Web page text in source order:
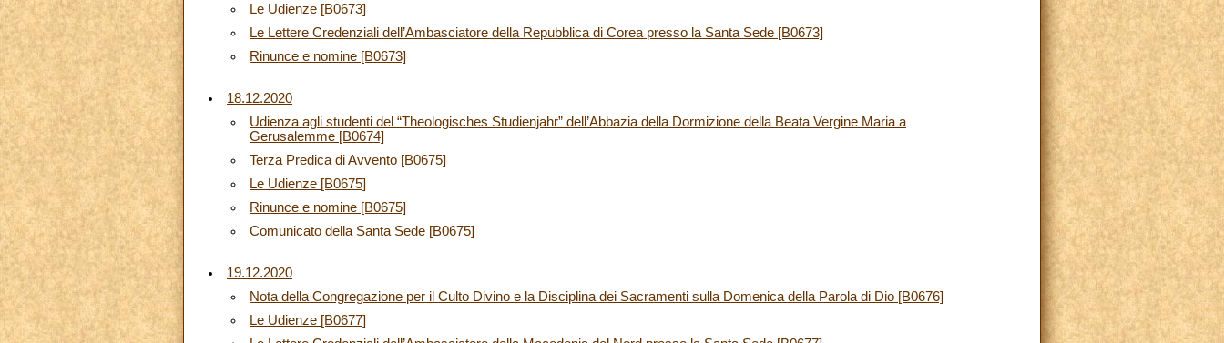
Le Udienze [B0673]
Le Lettere Credenziali dell’Ambasciatore della Repubblica di Corea presso la Santa Sede [B0673]
Rinunce e nomine [B0673]
18.12.2020
Udienza agli studenti del “Theologisches Studienjahr” dell’Abbazia della Dormizione della Beata Vergine Maria a
Gerusalemme [B0674]
Terza Predica di Avvento [B0675]
Le Udienze [B0675]
Rinunce e nomine [B0675]
Comunicato della Santa Sede [B0675]
19.12.2020
Nota della Congregazione per il Culto Divino e la Disciplina dei Sacramenti sulla Domenica della Parola di Dio [B0676]
Le Udienze [B0677]